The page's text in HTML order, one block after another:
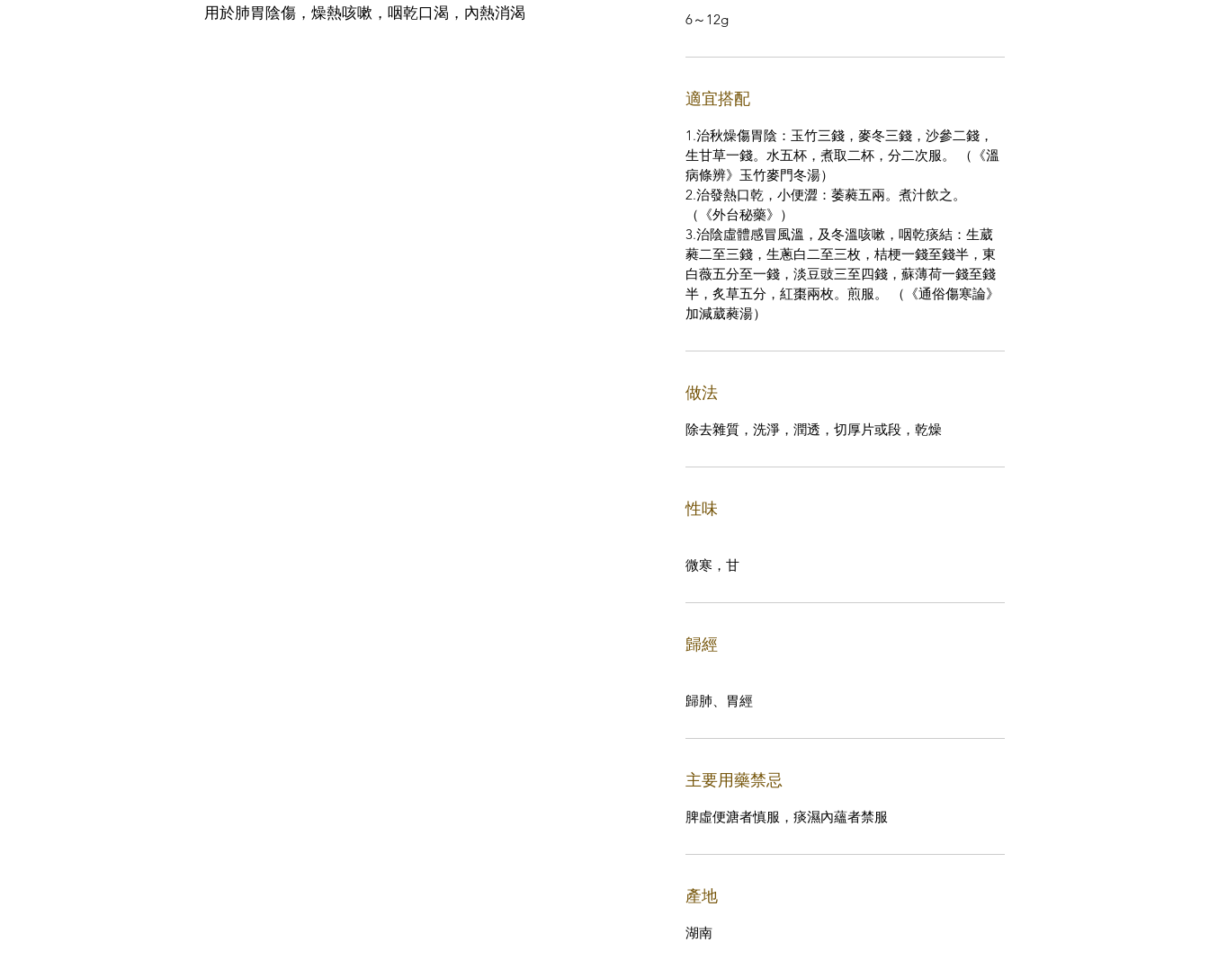
用於肺胃陰傷，燥熱咳嗽，咽乾口渴，內熱消渴 6～12g
適宜搭配
1.治秋燥傷胃陰：玉竹三錢，麥冬三錢，沙參二錢，
生甘草一錢。水五杯，煮取二杯，分二次服。 （《溫
病條辨》玉竹麥門冬湯）
2.治發熱口乾，小便澀：萎蕤五兩。煮汁飲之。
（《外台秘藥》）
3.治陰虛體感冒風溫，及冬溫咳嗽，咽乾痰結：生葳
蕤二至三錢，生蔥白二至三枚，桔梗一錢至錢半，東
白薇五分至一錢，淡豆豉三至四錢，蘇薄荷一錢至錢
半，炙草五分，紅棗兩枚。煎服。 （《通俗傷寒論》
加減葳蕤湯）
做法
除去雜質，洗淨，潤透，切厚片或段，乾燥
性味
微寒，甘
歸經
歸肺、胃經
主要用藥禁忌
脾虛便溏者慎服，痰濕內蘊者禁服
產地
湖南